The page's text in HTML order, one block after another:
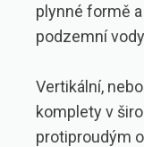
plynné formě
podzemní
Vertikální,
komplety v
protiproudým